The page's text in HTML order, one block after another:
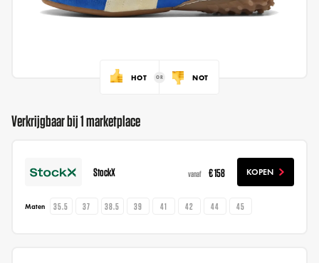
HOT NOT
Verkrijgbaar bij 1 marketplace
StockX vanaf € 158 KOPEN
Maten 35.5 37 38.5 39 41 42 44 45